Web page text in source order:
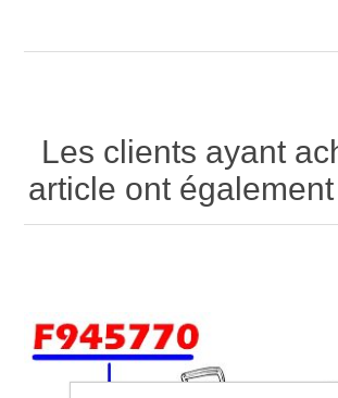
Les clients ayant
article ont